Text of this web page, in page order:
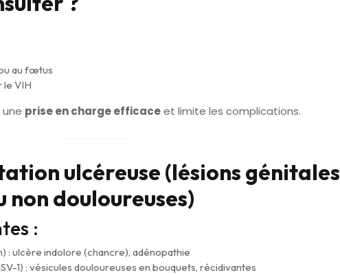
au fœtus
le VIH
prise en charge efficaceet limite les complications.
ulcéreuse (lésions génitales
non douloureuses)
:
: ulcère indolore (chancre), adénopathie
1) : vésicules douloureuses en bouquets, récidivantes